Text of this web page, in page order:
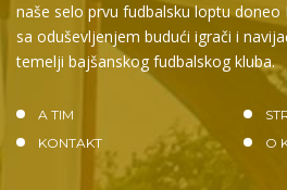
naše selo prvu fudbalsku loptu doneo
sa oduševljenjem budući igrači i
temelji bajšanskog fudbalskog kluba.
A TIM
KONTAKT
O